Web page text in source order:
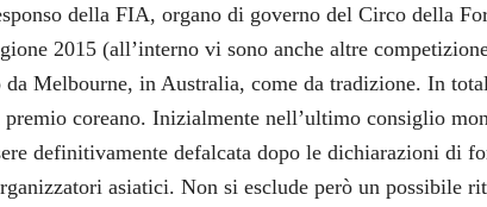
della FIA, organo di governo del Circo della
2015 (all’interno vi sono anche altre
Melbourne, in Australia, come da tradizione. In
coreano. Inizialmente nell’ultimo consiglio
definitivamente defalcata dopo le dichiarazioni di
asiatici. Non si esclude però un possibile